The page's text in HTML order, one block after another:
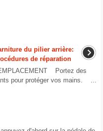
du pilier arrière:
de réparation
Portez des
pour protéger vos mains. ...